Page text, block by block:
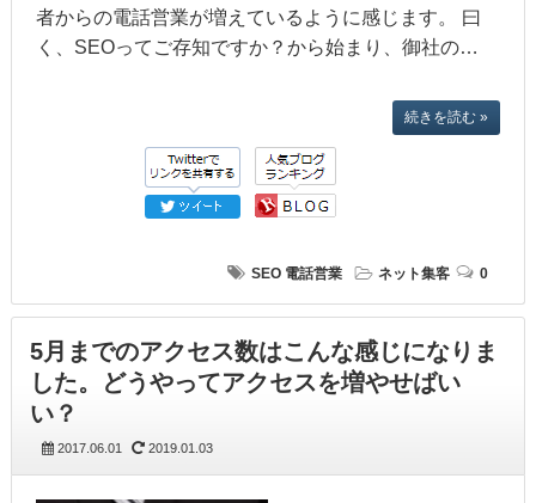
者からの電話営業が増えているように感じます。 曰
く、SEOってご存知ですか？から始まり、御社の…
続きを読む »
SEO 電話営業 ネット集客 0
5月までのアクセス数はこんな感じになりま
した。どうやってアクセスを増やせばい
い？
2017.06.01 2019.01.03